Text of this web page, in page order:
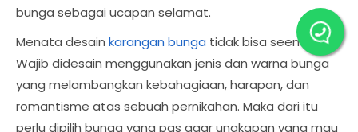
bunga sebagai ucapan selamat.
Menata desain karangan bunga tidak bisa seenaknya.
Wajib didesain menggunakan jenis dan warna bunga
yang melambangkan kebahagiaan, harapan, dan
romantisme atas sebuah pernikahan. Maka dari itu
perlu dipilih bunga yang pas agar ungkapan yang mau